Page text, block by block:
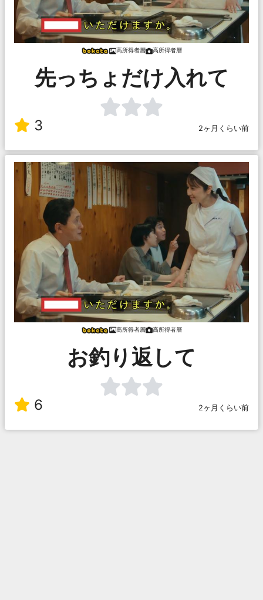
高所得者層 高所得者層
先っちょだけ入れて
3 2ヶ月くらい前
高所得者層 高所得者層
お釣り返して
6 2ヶ月くらい前